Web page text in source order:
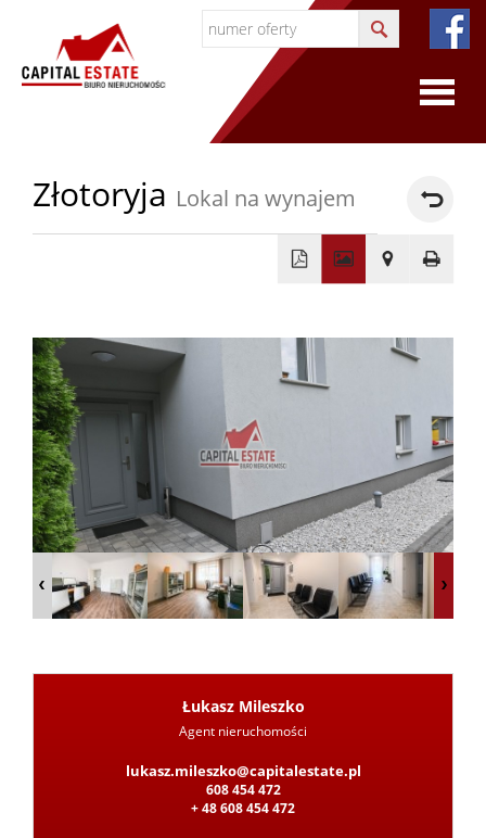
z
Złotoryja Lokal na wynajem
−
Leaflet
Łukasz Mileszko
Agent nieruchomości
lukasz.mileszko@capitalestate.pl
608 454 472
+ 48 608 454 472